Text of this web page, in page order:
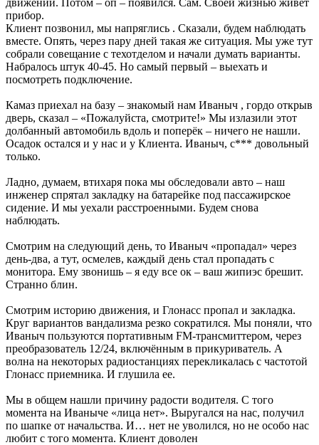
движении. Потом – оп – появился. Сам. Своей жизнью живет
прибор.
Клиент позвонил, мы напряглись . Сказали, будем наблюдать
вместе. Опять, через пару дней такая же ситуация. Мы уже тут
собрали совещание с техотделом и начали думать варианты.
Набралось штук 40-45. Но самый первый – выехать и
посмотреть подключение.
Камаз приехал на базу – знакомый нам Иваныч , гордо открыв
дверь, сказал – «Пожалуйста, смотрите!» Мы излазили этот
долбанный автомобиль вдоль и поперёк – ничего не нашли.
Осадок остался и у нас и у Клиента. Иваныч, с*** довольный
только.
Ладно, думаем, втихаря пока мы обследовали авто – наш
инженер спрятал закладку на батарейке под пассажирское
сидение. И мы уехали расстроенными. Будем снова
наблюдать.
Смотрим на следующий день, то Иваныч «пропадал» через
день-два, а тут, осмелев, каждый день стал пропадать с
монитора. Ему звонишь – я еду все ок – ваш жипиэс брешит.
Странно блин.
Смотрим историю движения, и Глонасс пропал и закладка.
Круг вариантов вандализма резко сократился. Мы поняли, что
Иваныч пользуются портативным FM-трансмиттером, через
преобразователь 12/24, включённым в прикуриватель. А
волна на некоторых радиостанциях перекликалась с частотой
Глонасс приемника. И глушила ее.
Мы в общем нашли причину радости водителя. С того
момента на Иваныче «лица нет». Выругался на нас, получил
по шапке от начальства. И… нет не уволился, но не особо нас
любит с того момента. Клиент доволен